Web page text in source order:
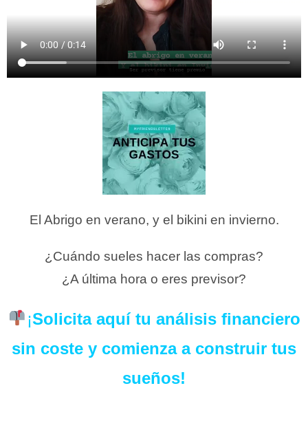
El Abrigo en verano, y el bikini en invierno.
¿Cuándo sueles hacer las compras?
¿A última hora o eres previsor?
¡Solicita aquí tu análisis financiero
sin coste y comienza a construir tus
sueños!